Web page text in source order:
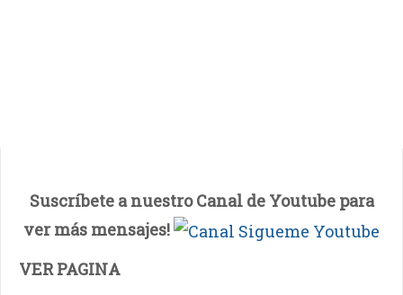
Suscríbete a nuestro Canal de Youtube para
ver más mensajes!
VER PAGINA